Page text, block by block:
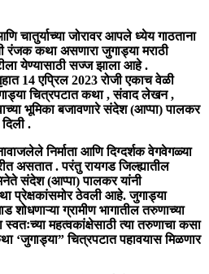
चातुर्याच्या जोरावर आपले ध्येय गाठताना
रंजक कथा असणारा जुगाड्या मराठी
येण्यासाठी सज्ज झाला आहे .
14 एप्रिल 2023 रोजी एकाच वेळी
चित्रपटात कथा , संवाद लेखन ,
भूमिका बजावणारे संदेश (आप्पा) पालकर
दिली .
निर्माता आणि दिग्दर्शक वेगवेगळ्या
असतात . परंतु रायगड जिल्ह्यातील
संदेश (आप्पा) पालकर यांनी
प्रेक्षकांसमोर ठेवली आहे. जुगाड्या
शोधणाऱ्या ग्रामीण भागातील तरुणाच्या
स्वतःच्या महत्वकांक्षेसाठी त्या तरुणाचा कसा
चित्रपटात पहावयास मिळणार